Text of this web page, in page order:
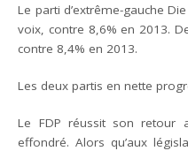
Le parti d’extrême-gauche
voix, contre 8,6% en 2013.
contre 8,4% en 2013.
Les deux partis en nette
Le FDP réussit son retour
effondré. Alors qu’aux